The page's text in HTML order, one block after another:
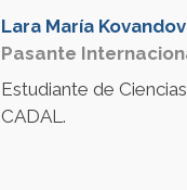
Lara María
Pasante
Estudiante de
CADAL.